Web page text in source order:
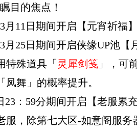
目的焦点！
月11日期间开启【元宵祈福
月25日期间开启侠缘UP池
特殊道具「 灵犀剑笺 」，可
舞」的概率提升。
23：59分期间开启【老服
服，除第七大区-如意阁服